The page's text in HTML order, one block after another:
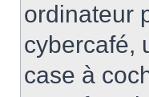
ordinateur
cybercafé,
case à